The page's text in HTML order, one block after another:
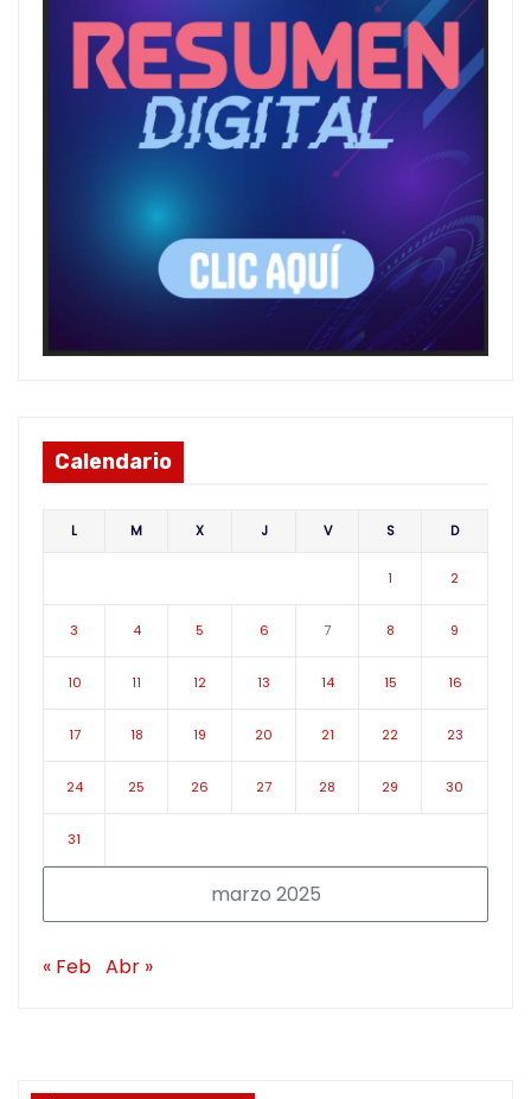
Calendario
marzo 2025
L M X J V S D
1 2
3 4 5 6 7 8 9
10 11 12 13 14 15 16
17 18 19 20 21 22 23
24 25 26 27 28 29 30
31
« Feb Abr »